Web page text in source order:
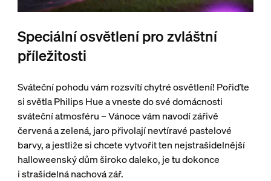
Speciální osvětlení pro zvláštní
příležitosti
Sváteční pohodu vám rozsvítí chytré osvětlení! Pořiďte
si světla Philips Hue a vneste do své domácnosti
sváteční atmosféru – Vánoce vám navodí zářivě
červená a zelená, jaro přivolají nevtíravé pastelové
barvy, a jestliže si chcete vytvořit ten nejstrašidelnější
halloweenský dům široko daleko, je tu dokonce
i strašidelná nachová zář.